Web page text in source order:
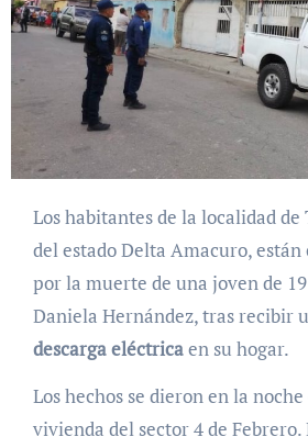
Los habitantes de la localidad de Tucupita, capital
del estado Delta Amacuro, están
por la muerte de una joven de
Daniela Hernández, tras recibir
descarga eléctricaen su hogar.
Los hechos se dieron en la
vivienda del sector 4 de Febrero.